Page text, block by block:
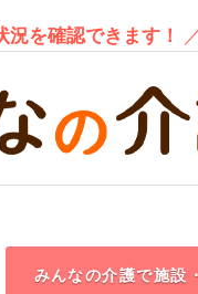
を確認できます！
みんなの介護で施設